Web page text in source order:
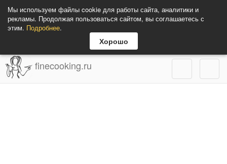
Мы используем файлы cookie для работы сайта, аналитики и
рекламы. Продолжая пользоваться сайтом, вы соглашаетесь с
этим. Подробнее.
Хорошо
finecooking.ru